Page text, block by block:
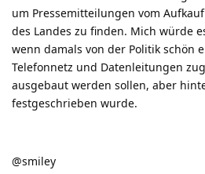
um Pressemitteilungen vom
des Landes zu finden. Mich würde
wenn damals von der Politik schön
Telefonnetz und Datenleitungen
ausgebaut werden sollen, aber
festgeschrieben wurde.
@smiley